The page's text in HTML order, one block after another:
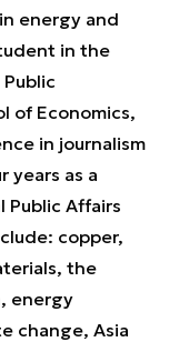
energy and
in the
of Economics,
in journalism
years as a
Affairs
copper,
the
energy
change, Asia